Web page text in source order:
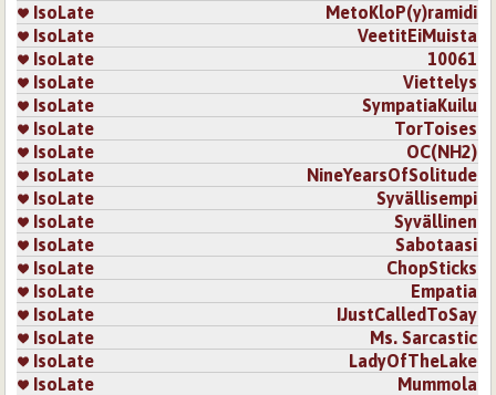
IsoLate
MetoKloP(y)ramidi
IsoLate
VeetitEiMuista
IsoLate
10061
IsoLate
Viettelys
IsoLate
SympatiaKuilu
IsoLate
TorToises
IsoLate
OC(NH2)
IsoLate
NineYearsOfSolitude
IsoLate
Syvällisempi
IsoLate
Syvällinen
IsoLate
Sabotaasi
IsoLate
ChopSticks
IsoLate
Empatia
IsoLate
IJustCalledToSay
IsoLate
Ms. Sarcastic
IsoLate
LadyOfTheLake
IsoLate
Mummola